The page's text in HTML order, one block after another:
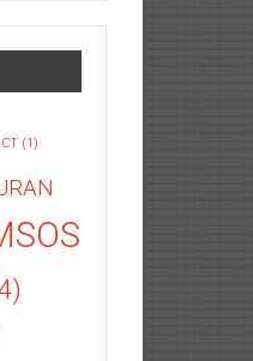
(1)